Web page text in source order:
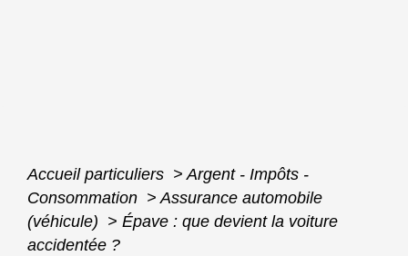
Accueil particuliers > Argent - Impôts -
Consommation > Assurance automobile
(véhicule) > Épave : que devient la voiture
accidentée ?